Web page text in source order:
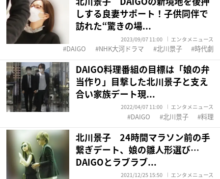
しする良妻サポート！子供同伴で
訪れた“驚きの場...
2023/09/07 11:00 エンタメニュース
DAIGO NHK大河ドラマ 北川景子 時代劇
DAIGO料理番組の目標は「娘の弁
当作り」目撃した北川景子と支え
合い家族デート現...
2022/04/07 11:00 エンタメニュース
DAIGO 北川景子 料理
北川景子 24時間マラソン前の手
繋ぎデート、娘の雛人形選び…
DAIGOとラブラブ...
2021/12/25 15:50 エンタメニュース